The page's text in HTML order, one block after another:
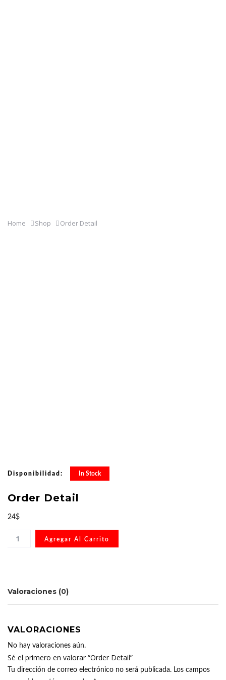
Home Shop Order Detail
Disponibilidad: In Stock
Order Detail
24$
Agregar Al Carrito
Valoraciones (0)
VALORACIONES
No hay valoraciones aún.
Sé el primero en valorar “Order Detail”
Tu dirección de correo electrónico no será publicada. Los campos